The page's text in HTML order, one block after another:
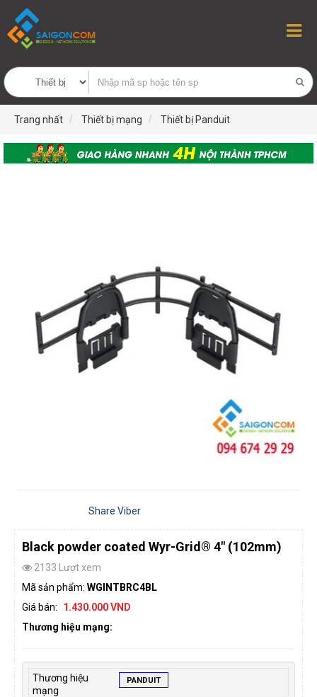
Trang nhất Thiết bị mạng Thiết bị Panduit
Share Viber
Black powder coated Wyr-Grid® 4" (102mm)
2133 Lượt xem
Mã sản phẩm: WGINTBRC4BL
Giá bán:
1.430.000 VND
Thương hiệu mạng:
Thương hiệu
mạng
PANDUIT